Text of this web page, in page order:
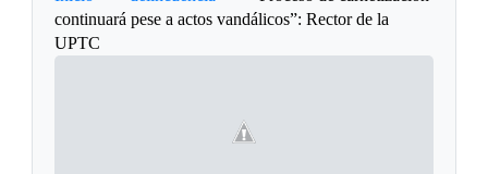
continuará pese a actos vandálicos”: Rector de la
UPTC